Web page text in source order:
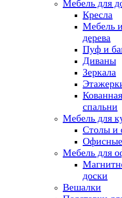
Мебель для
Кресла
Мебель
дерева
Пуф и
Диваны
Зеркала
спальни
Мебель для
Столы и
Офисные
Мебель для
доски
Вешалки